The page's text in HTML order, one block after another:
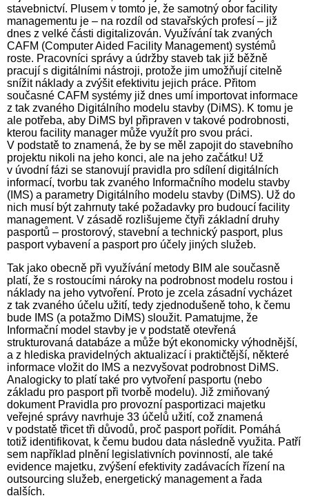
stavebnictví. Plusem v tomto je, že samotný obor facility
managementu je – na rozdíl od stavařských profesí – již
dnes z velké části digitalizován. Využívání tak zvaných
CAFM (Computer Aided Facility Management) systémů
roste. Pracovníci správy a údržby staveb tak již běžně
pracují s digitálními nástroji, protože jim umožňují citelně
snížit náklady a zvýšit efektivitu jejich práce. Přitom
současné CAFM systémy již dnes umí importovat informace
z tak zvaného Digitálního modelu stavby (DiMS). K tomu je
ale potřeba, aby DiMS byl připraven v takové podrobnosti,
kterou facility manager může využít pro svou práci.
V podstatě to znamená, že by se měl zapojit do stavebního
projektu nikoli na jeho konci, ale na jeho začátku! Už
v úvodní fázi se stanovují pravidla pro sdílení digitálních
informací, tvorbu tak zvaného Informačního modelu stavby
(IMS) a parametry Digitálního modelu stavby (DiMS). Už do
nich musí být zahrnuty také požadavky pro budoucí facility
management. V zásadě rozlišujeme čtyři základní druhy
pasportů – prostorový, stavební a technický pasport, plus
pasport vybavení a pasport pro účely jiných služeb.
Tak jako obecně při využívání metody BIM ale současně
platí, že s rostoucími nároky na podrobnost modelu rostou i
náklady na jeho vytvoření. Proto je zcela zásadní vycházet
z tak zvaného účelu užití, tedy zjednodušeně toho, k čemu
bude IMS (a potažmo DiMS) sloužit. Pamatujme, že
Informační model stavby je v podstatě otevřená
strukturovaná databáze a může být ekonomicky výhodnější,
a z hlediska pravidelných aktualizací i praktičtější, některé
informace vložit do IMS a nezvyšovat podrobnost DiMS.
Analogicky to platí také pro vytvoření pasportu (nebo
základu pro pasport při tvorbě modelu). Již zmiňovaný
dokument Pravidla pro provozní pasportizaci majetku
veřejné správy navrhuje 33 účelů užití, což znamená
v podstatě třicet tři důvodů, proč pasport pořídit. Pomáhá
totiž identifikovat, k čemu budou data následně využita. Patří
sem například plnění legislativních povinností, ale také
evidence majetku, zvýšení efektivity zadávacích řízení na
outsourcing služeb, energetický management a řada
dalších.